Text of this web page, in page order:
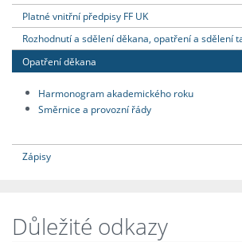
Platné vnitřní předpisy FF UK
Rozhodnutí a sdělení děkana, opatření a sdělení
Opatření děkana
Harmonogram akademického roku
Směrnice a provozní řády
Zápisy
Důležité odkazy